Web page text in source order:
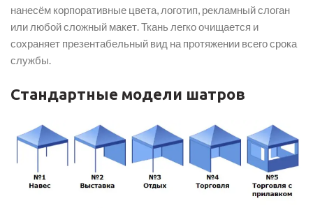
нанесём корпоративные цвета, логотип, рекламный слоган
или любой сложный макет. Ткань легко очищается и
сохраняет презентабельный вид на протяжении всего срока
службы.
Стандартные модели шатров